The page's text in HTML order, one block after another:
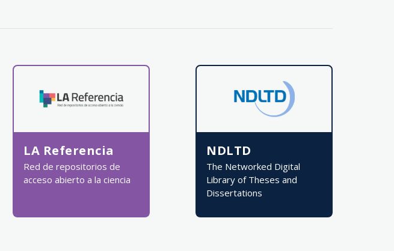
LA Referencia
Red de repositorios de
acceso abierto a la ciencia
NDLTD
The Networked Digital
Library of Theses and
Dissertations